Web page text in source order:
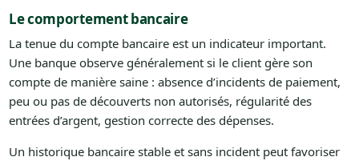
Le comportement bancaire
La tenue du compte bancaire est un indicateur important.
Une banque observe généralement si le client gère son
compte de manière saine : absence d’incidents de paiement,
peu ou pas de découverts non autorisés, régularité des
entrées d’argent, gestion correcte des dépenses.
Un historique bancaire stable et sans incident peut favoriser